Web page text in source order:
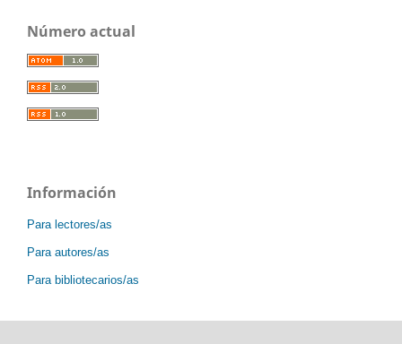
Número actual
Información
Para lectores/as
Para autores/as
Para bibliotecarios/as